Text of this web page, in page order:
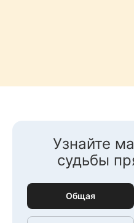
Узнайте
судьбы
Общая